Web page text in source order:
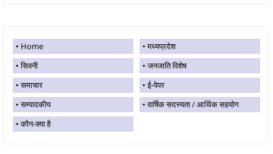
Home
मध्यप्रदेश
सिवनी
जनजाति विशेष
समाचार
ई-पेपर
सम्पादकीय
वार्षिक सदस्यता / आर्थिक सहयोग
कौन-क्या है